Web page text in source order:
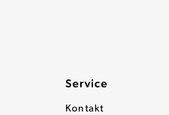
Service
Kontakt